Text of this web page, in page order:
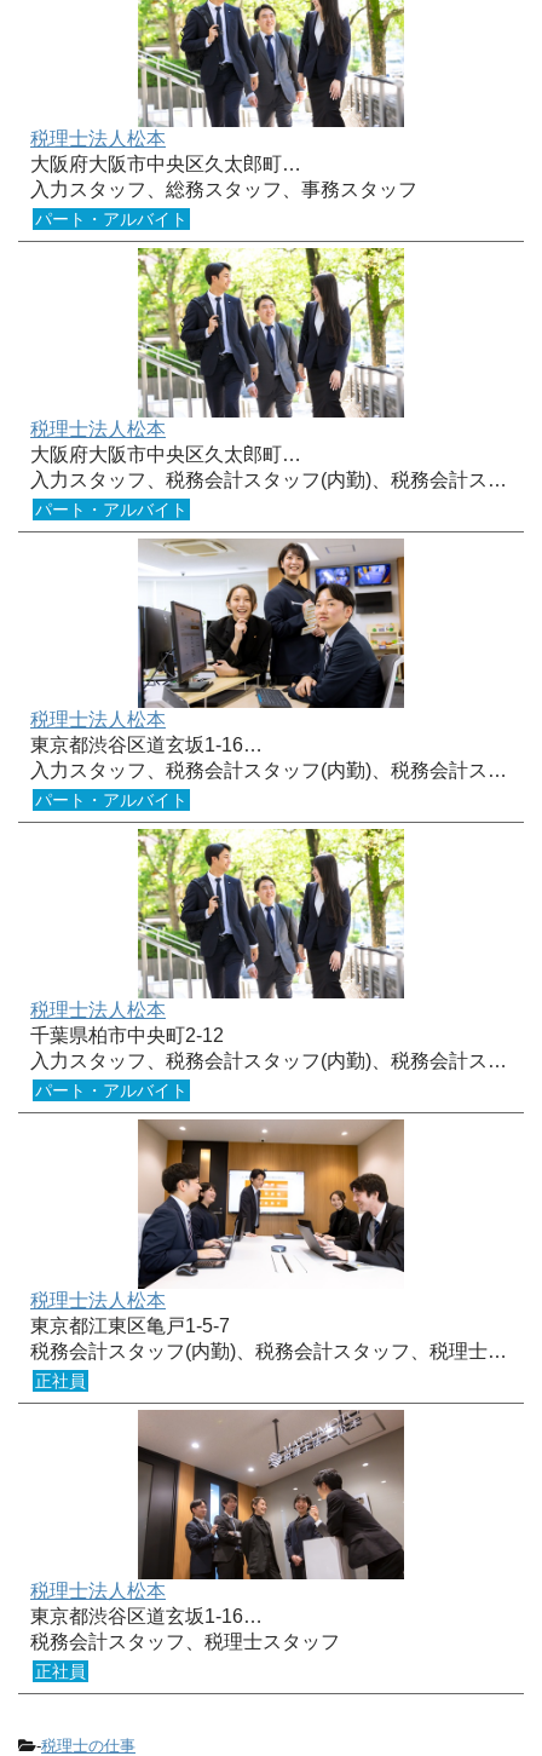
税理士法人松本
大阪府大阪市中央区久太郎町…
入力スタッフ、総務スタッフ、事務スタッフ
パート・アルバイト
税理士法人松本
大阪府大阪市中央区久太郎町…
入力スタッフ、税務会計スタッフ(内勤)、税務会計ス…
パート・アルバイト
税理士法人松本
東京都渋谷区道玄坂1-16…
入力スタッフ、税務会計スタッフ(内勤)、税務会計ス…
パート・アルバイト
税理士法人松本
千葉県柏市中央町2-12
入力スタッフ、税務会計スタッフ(内勤)、税務会計ス…
パート・アルバイト
税理士法人松本
東京都江東区亀戸1-5-7
税務会計スタッフ(内勤)、税務会計スタッフ、税理士…
正社員
税理士法人松本
東京都渋谷区道玄坂1-16…
税務会計スタッフ、税理士スタッフ
正社員
-税理士の仕事